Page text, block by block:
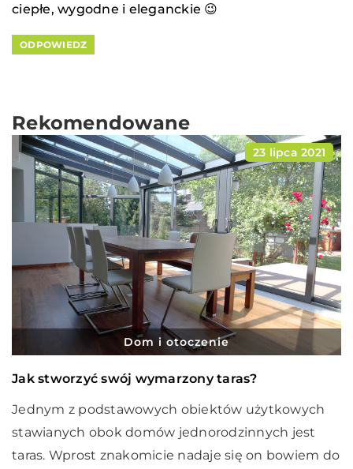
ciepłe, wygodne i eleganckie 😉
ODPOWIEDZ
Rekomendowane
23 lipca 2021
Dom i otoczenie
Jak stworzyć swój wymarzony taras?
Jednym z podstawowych obiektów użytkowych
stawianych obok domów jednorodzinnych jest
taras. Wprost znakomicie nadaje się on bowiem do